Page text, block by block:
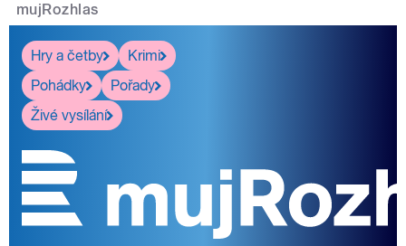
mujRozhlas
Hry a četby
Krimi
Pohádky
Pořady
Živé vysílání